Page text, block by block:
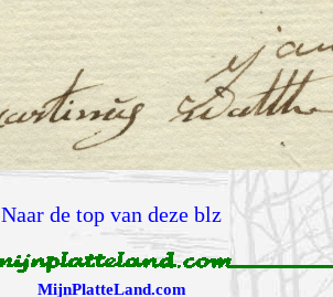
Naar de top van deze blz
MijnPlatteLand.com